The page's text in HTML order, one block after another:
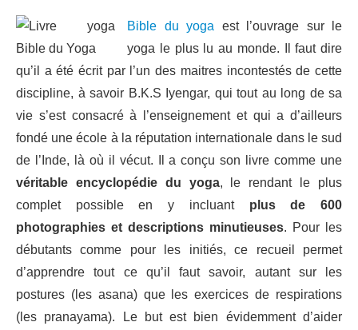
Bible du yoga est l’ouvrage sur le
yoga le plus lu au monde. Il faut dire
qu’il a été écrit par l’un des maitres incontestés de cette
discipline, à savoir B.K.S Iyengar, qui tout au long de sa
vie s’est consacré à l’enseignement et qui a d’ailleurs
fondé une école à la réputation internationale dans le sud
de l’Inde, là où il vécut. Il a conçu son livre comme une
véritable encyclopédie du yoga, le rendant le plus
complet possible en y incluant plus de 600
photographies et descriptions minutieuses. Pour les
débutants comme pour les initiés, ce recueil permet
d’apprendre tout ce qu’il faut savoir, autant sur les
postures (les asana) que les exercices de respirations
(les pranayama). Le but est bien évidemment d’aider